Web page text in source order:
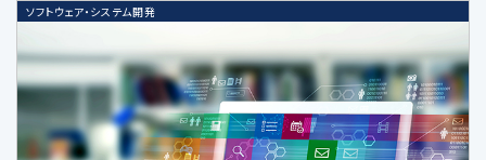
人データの全部又は一部を特定の個人を識別
できない形式に加工した上、当該加工したデ
ータを提供することがあります。当該企業の外
国における個人情報の保護に関する制度、当
該企業が講ずる個人情報の保護のための措置
ソフトウェア・システム開発